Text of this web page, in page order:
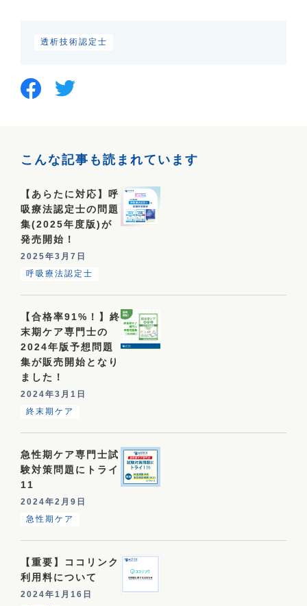
透析技術認定士
こんな記事も読まれています
【あらたに対応】呼
吸療法認定士の問題
集(2025年度版)が
発売開始！
2025年3月7日
呼吸療法認定士
【合格率91%！】終
末期ケア専門士の
2024年版予想問題
集が販売開始となり
ました！
2024年3月1日
終末期ケア
急性期ケア専門士試
験対策問題にトライ
11
2024年2月9日
急性期ケア
【重要】ココリンク
利用料について
2024年1月16日